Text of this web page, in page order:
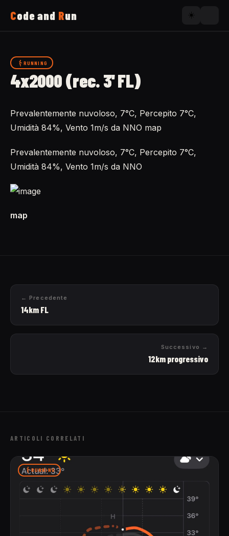
Code and Run ☀️
Running
Uses
Now
About
RUNNING
4x2000 (rec. 3' FL)
Prevalentemente nuvoloso, 7°C, Percepito 7°C,
Umidità 84%, Vento 1m/s da NNO map
Prevalentemente nuvoloso, 7°C, Percepito 7°C,
Umidità 84%, Vento 1m/s da NNO
map
← Precedente
14km FL
Successivo →
12km progressivo
ARTICOLI CORRELATI
RUNNING